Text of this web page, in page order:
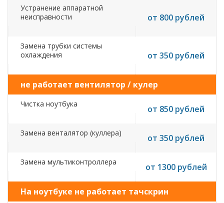
Устранение аппаратной
неисправности
от 800 рублей
Замена трубки системы
охлаждения
от 350 рублей
не работает вентилятор / кулер
Чистка ноутбука от 850 рублей
Замена венталятор (куллера) от 350 рублей
Замена мультиконтроллера от 1300 рублей
На ноутбуке не работает тачскрин